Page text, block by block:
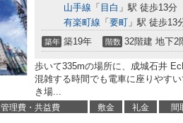
山手線 「 目白 」駅 徒歩13分
有楽町線 「 要町 」駅 徒歩13
築年 築19年 階数 32階建 地下2
歩いて335mの場所に、成城石井
混雑する時間でも電車に座りやす
き場...
管理費・共益費 敷金 礼金 間